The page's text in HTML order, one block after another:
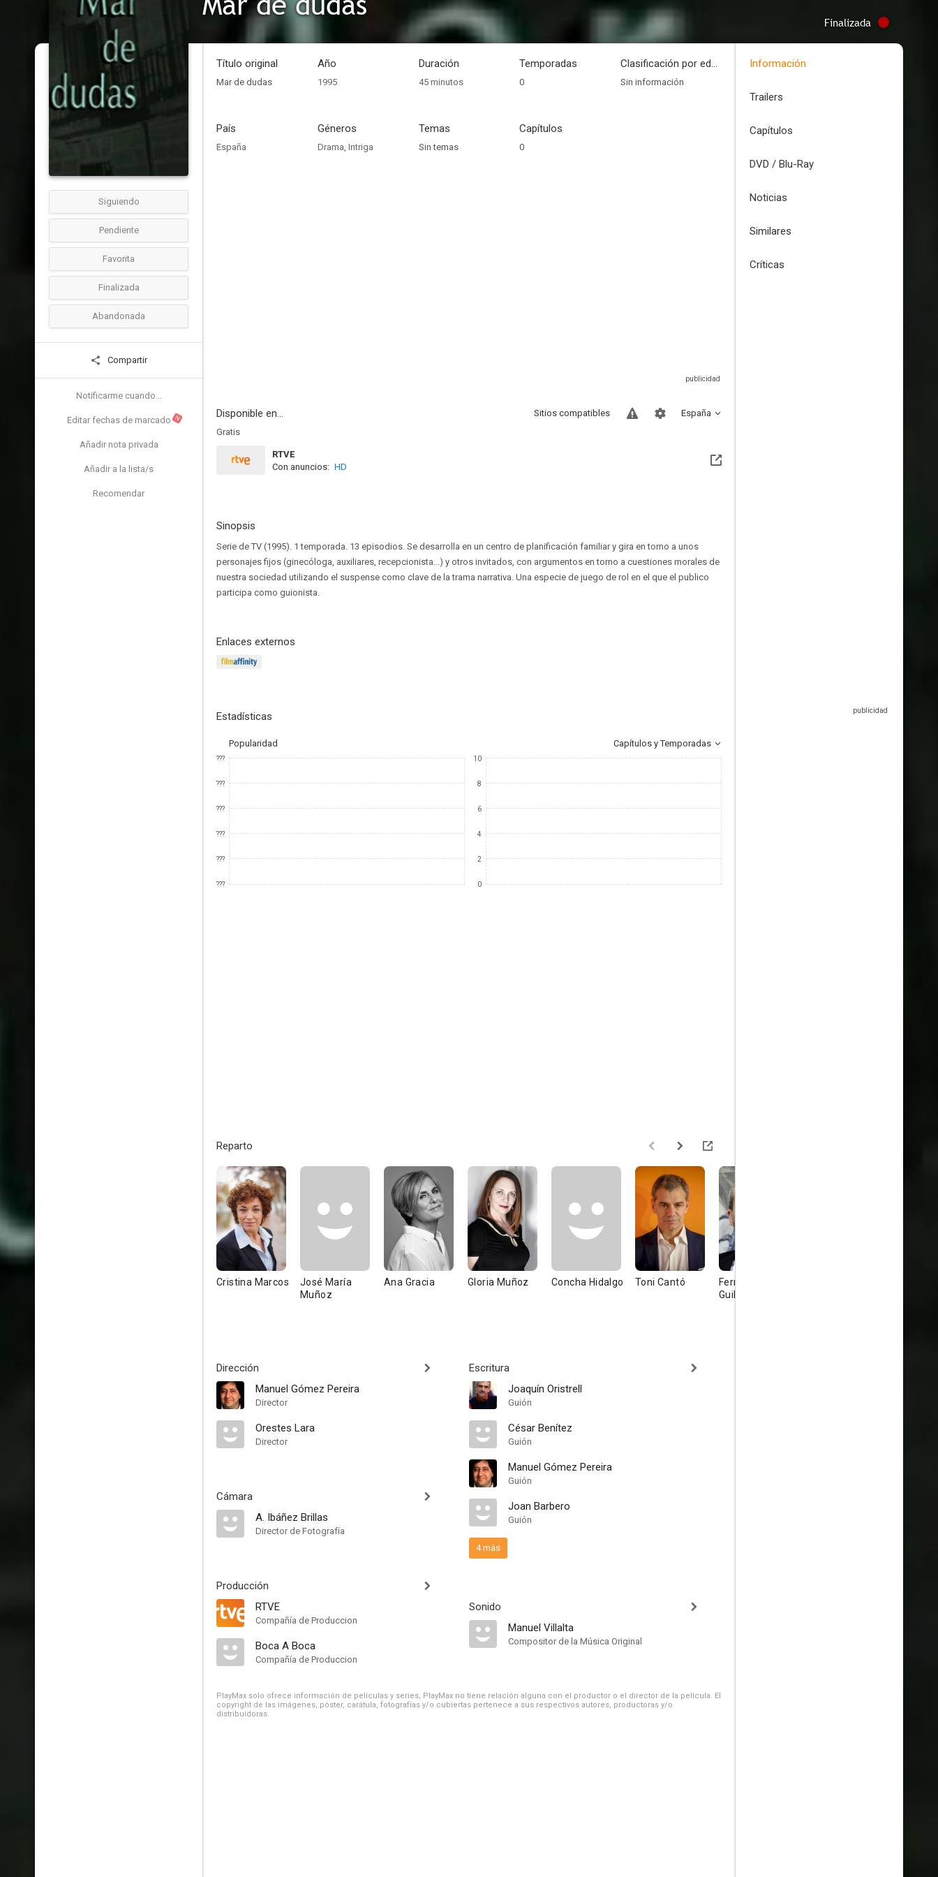
Finalizada
Siguiendo
Pendiente
Favorita
Finalizada
Abandonada
Compartir
Notificarme cuando...
Editar fechas de marcado N
Añadir nota privada
Añadir a la lista/s
Recomendar
Título original
Mar de dudas
Año
1995
Duración
45 minutos
Temporadas
0
Clasificación por edades
Sin información
País
España
Géneros
Drama, Intriga
Temas
Sin temas
Capítulos
0
Disponible en... España
Sitios compatibles
Gratis
RTVE
Con anuncios: HD
Sinopsis
Serie de TV (1995). 1 temporada. 13 episodios. Se desarrolla en un centro de planificación familiar y gira en torno a unos
personajes fijos (ginecóloga, auxiliares, recepcionista...) y otros invitados, con argumentos en torno a cuestiones morales de
nuestra sociedad utilizando el suspense como clave de la trama narrativa. Una especie de juego de rol en el que el publico
participa como guionista.
Enlaces externos
Estadísticas
Popularidad Capítulos y Temporadas
???
???
???
???
???
???
10
8
6
4
2
0
Reparto
Cristina Marcos
José María
Muñoz
Ana Gracia Gloria Muñoz Concha Hidalgo Toni Cantó
Fernando
Guillén Cuervo
Dirección
Manuel Gómez Pereira
Director
Orestes Lara
Director
Cámara
A. Ibáñez Brillas
Director de Fotografía
Producción
RTVE
Compañía de Produccion
Boca A Boca
Compañía de Produccion
Escritura
Joaquín Oristrell
Guión
César Benítez
Guión
Manuel Gómez Pereira
Guión
Joan Barbero
Guión
4 más
Sonido
Manuel Villalta
Compositor de la Música Original
PlayMax solo ofrece información de películas y series, PlayMax no tiene relación alguna con el productor o el director de la película. El
copyright de las imágenes, póster, carátula, fotografías y/o cubiertas pertenece a sus respectivos autores, productoras y/o
distribuidoras.
Información
Trailers
Capítulos
DVD / Blu-Ray
Noticias
Similares
Críticas